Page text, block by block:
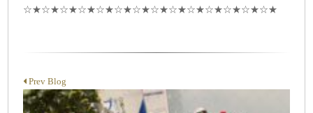
☆★☆★☆★☆★☆★☆★☆★☆★☆★☆★☆★☆★☆★☆★
Prev Blog